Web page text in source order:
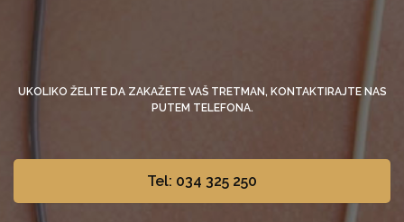
UKOLIKO ŽELITE DA ZAKAŽETE VAŠ TRETMAN, KONTAKTIRAJTE NAS
PUTEM TELEFONA.
Tel: 034 325 250